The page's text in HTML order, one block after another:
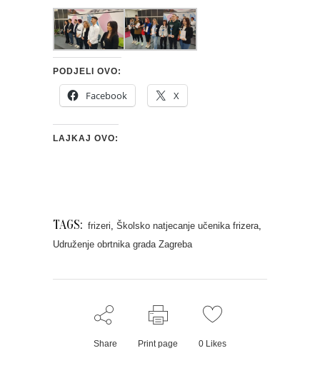
PODJELI OVO:
Facebook X
LAJKAJ OVO:
TAGS: frizeri Školsko natjecanje učenika frizera
Udruženje obrtnika grada Zagreba
Share Print page 0 Likes